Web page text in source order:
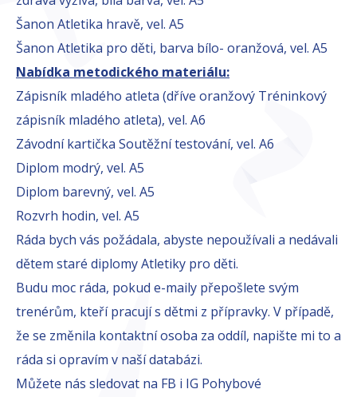
Šanon Atletika hravě, vel. A5
Šanon Atletika pro děti, barva bílo- oranžová, vel. A5
Nabídka metodického materiálu:
Zápisník mladého atleta (dříve oranžový Tréninkový
zápisník mladého atleta), vel. A6
Závodní kartička Soutěžní testování, vel. A6
Diplom modrý, vel. A5
Diplom barevný, vel. A5
Rozvrh hodin, vel. A5
Ráda bych vás požádala, abyste nepoužívali a nedávali
dětem staré diplomy Atletiky pro děti.
Budu moc ráda, pokud e-maily přepošlete svým
trenérům, kteří pracují s dětmi z přípravky. V případě,
že se změnila kontaktní osoba za oddíl, napište mi to a
ráda si opravím v naší databázi.
Můžete nás sledovat na FB i IG Pohybové